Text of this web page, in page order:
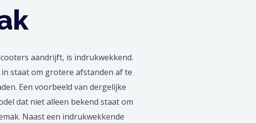
aandrijft, is indrukwekkend.
staat om grotere afstanden af te
Een voorbeeld van dergelijke
dat niet alleen bekend staat om
Naast een indrukwekkende